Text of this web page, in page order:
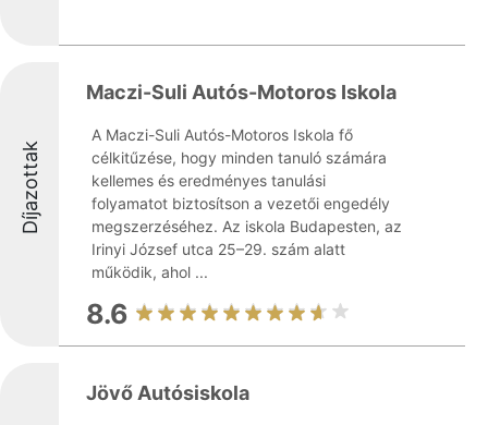
Díjazottak
Maczi-Suli Autós-Motoros Iskola
A Maczi-Suli Autós-Motoros Iskola fő
célkitűzése, hogy minden tanuló számára
kellemes és eredményes tanulási
folyamatot biztosítson a vezetői engedély
megszerzéséhez. Az iskola Budapesten, az
Irinyi József utca 25–29. szám alatt
működik, ahol ...
8.6
Jövő Autósiskola